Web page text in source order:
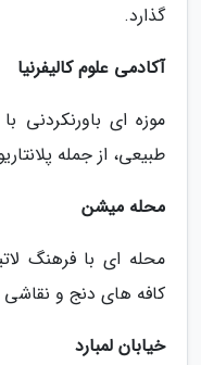
گذارد.
آکادمی علوم کالیفرنیا
موزه ای باورنکردنی
طبیعی، از جمله
محله میشن
محله ای با فرهنگ
کافه های دنج و نقاشی
خیابان لمبارد